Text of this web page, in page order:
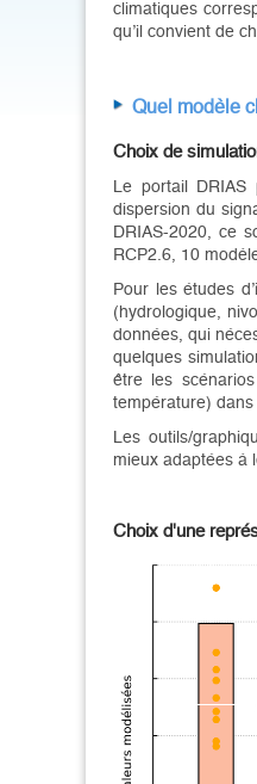
climatiques
qu’il convient de
Quel modèle
Choix de
Le portail DRIAS
dispersion du
DRIAS-2020, ce
RCP2.6, 10
Pour les études
(hydrologique,
données, qui
quelques
être les
température) dans
Les outils/
mieux adaptées à
Choix d'une